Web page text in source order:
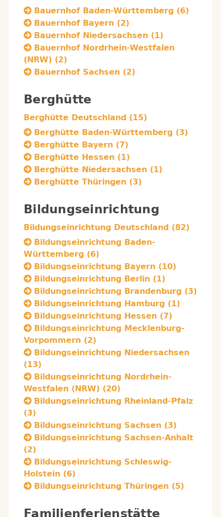
Bauernhof Baden-Württemberg (6)
Bauernhof Bayern (2)
Bauernhof Niedersachsen (1)
Bauernhof Nordrhein-Westfalen
(NRW) (2)
Bauernhof Sachsen (2)
Berghütte
Berghütte Deutschland (15)
Berghütte Baden-Württemberg (3)
Berghütte Bayern (7)
Berghütte Hessen (1)
Berghütte Niedersachsen (1)
Berghütte Thüringen (3)
Bildungseinrichtung
Bildungseinrichtung Deutschland (82)
Bildungseinrichtung Baden-
Württemberg (6)
Bildungseinrichtung Bayern (10)
Bildungseinrichtung Berlin (1)
Bildungseinrichtung Brandenburg (3)
Bildungseinrichtung Hamburg (1)
Bildungseinrichtung Hessen (7)
Bildungseinrichtung Mecklenburg-
Vorpommern (2)
Bildungseinrichtung Niedersachsen
(13)
Bildungseinrichtung Nordrhein-
Westfalen (NRW) (20)
Bildungseinrichtung Rheinland-Pfalz
(3)
Bildungseinrichtung Sachsen (3)
Bildungseinrichtung Sachsen-Anhalt
(2)
Bildungseinrichtung Schleswig-
Holstein (6)
Bildungseinrichtung Thüringen (5)
Familienferienstätte